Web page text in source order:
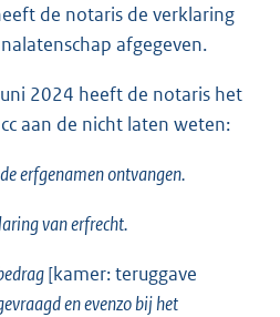
de notaris de verklaring
afgegeven.
2024 heeft de notaris het
aan de nicht laten weten:
erfgenamen ontvangen.
van erfrecht.
[kamer: teruggave
en evenzo bij het